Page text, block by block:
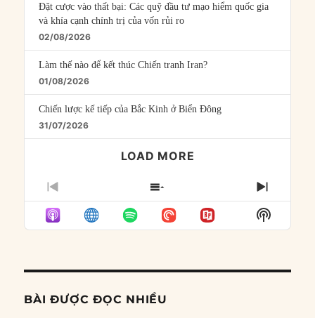
Đặt cược vào thất bại: Các quỹ đầu tư mạo hiểm quốc gia
và khía cạnh chính trị của vốn rủi ro
02/08/2026
Làm thế nào để kết thúc Chiến tranh Iran?
01/08/2026
Chiến lược kế tiếp của Bắc Kinh ở Biển Đông
31/07/2026
LOAD MORE
PREVIOUS
EPISODE
SHOW
EPISODES
LIST
NEXT
Show
Podcast
BÀI ĐƯỢC ĐỌC NHIỀU